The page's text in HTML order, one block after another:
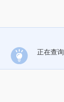
正在查